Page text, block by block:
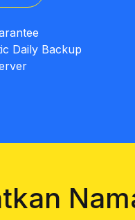
Daily Backup